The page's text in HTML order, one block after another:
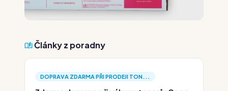
Články z poradny
DOPRAVA ZDARMA PŘI PRODEJI TON...